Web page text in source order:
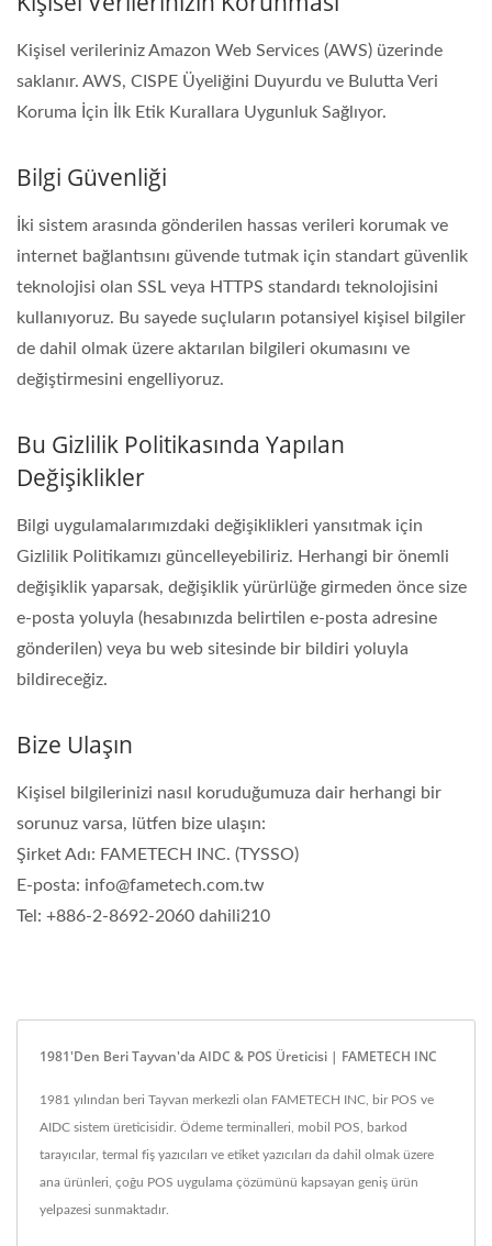
Kişisel verileriniz Amazon Web Services (AWS) üzerinde
saklanır. AWS, CISPE Üyeliğini Duyurdu ve Bulutta Veri
Koruma İçin İlk Etik Kurallara Uygunluk Sağlıyor.
Bilgi Güvenliği
İki sistem arasında gönderilen hassas verileri korumak ve
internet bağlantısını güvende tutmak için standart güvenlik
teknolojisi olan SSL veya HTTPS standardı teknolojisini
kullanıyoruz. Bu sayede suçluların potansiyel kişisel bilgiler
de dahil olmak üzere aktarılan bilgileri okumasını ve
değiştirmesini engelliyoruz.
Bu Gizlilik Politikasında Yapılan
Değişiklikler
Bilgi uygulamalarımızdaki değişiklikleri yansıtmak için
Gizlilik Politikamızı güncelleyebiliriz. Herhangi bir önemli
değişiklik yaparsak, değişiklik yürürlüğe girmeden önce size
e-posta yoluyla (hesabınızda belirtilen e-posta adresine
gönderilen) veya bu web sitesinde bir bildiri yoluyla
bildireceğiz.
Bize Ulaşın
Kişisel bilgilerinizi nasıl koruduğumuza dair herhangi bir
sorunuz varsa, lütfen bize ulaşın:
Şirket Adı: FAMETECH INC. (TYSSO)
E-posta: info@fametech.com.tw
Tel: +886-2-8692-2060 dahili210
1981'den Beri Tayvan'da AIDC & POS Üreticisi | FAMETECH INC
1981 yılından beri Tayvan merkezli olan FAMETECH INC, bir POS ve
AIDC sistem üreticisidir. Ödeme terminalleri, mobil POS, barkod
tarayıcılar, termal fiş yazıcıları ve etiket yazıcıları da dahil olmak üzere
ana ürünleri, çoğu POS uygulama çözümünü kapsayan geniş ürün
yelpazesi sunmaktadır.